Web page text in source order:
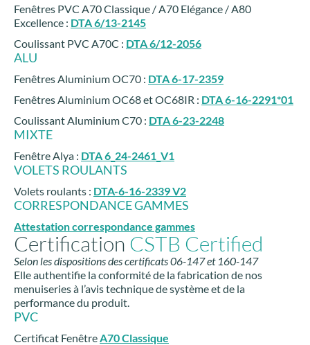
Fenêtres PVC A70 Classique / A70 Elégance / A80
Excellence : DTA 6/13-2145
Coulissant PVC A70C : DTA 6/12-2056
ALU
Fenêtres Aluminium OC70 : DTA 6-17-2359
Fenêtres Aluminium OC68 et OC68IR : DTA 6-16-2291*01
Coulissant Aluminium C70 : DTA 6-23-2248
MIXTE
Fenêtre Alya : DTA 6_24-2461_V1
VOLETS ROULANTS
Volets roulants : DTA-6-16-2339 V2
CORRESPONDANCE GAMMES
Attestation correspondance gammes
Certification CSTB Certified
Selon les dispositions des certificats 06-147 et 160-147
Elle authentifie la conformité de la fabrication de nos
menuiseries à l’avis technique de système et de la
performance du produit.
PVC
Certificat FenêtreA70 Classique